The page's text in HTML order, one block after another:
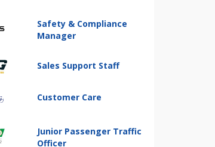
Safety & Compliance
Manager
Sales Support Staff
Customer Care
Junior Passenger Traffic
Officer